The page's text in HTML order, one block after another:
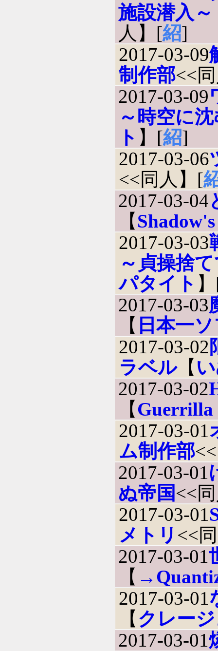
施設潜入～
人】[紹]
2017-03-09
制作部<<
2017-03-09
～時空に
ト 】[紹]
2017-03-06
<<同人】[
2017-03-04
【
2017-03-03
～貞操捨
パタイト
2017-03-03
【 日本一
2017-03-02
ラベル【
2017-03-02
【Guerrilla
2017-03-01
ム制作部
2017-03-01
ぬ帝国<<
2017-03-01
メトリ <<
2017-03-01
【
2017-03-01
【 クレー
2017-03-01